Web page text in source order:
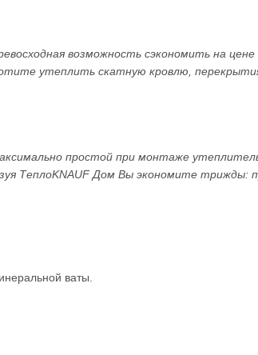
возможность сэкономить на
утеплить скатную кровлю,
простой при монтаже
ТеплоKNAUF Дом Вы экономите трижды:
ваты.